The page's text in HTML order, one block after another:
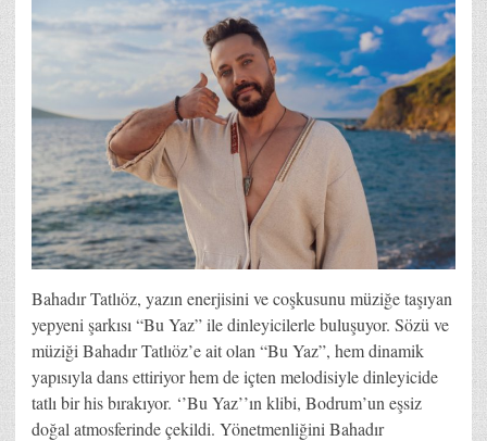
Bahadır Tatlıöz, yazın enerjisini ve coşkusunu müziğe taşıyan
yepyeni şarkısı “Bu Yaz” ile dinleyicilerle buluşuyor. Sözü ve
müziği Bahadır Tatlıöz’e ait olan “Bu Yaz”, hem dinamik
yapısıyla dans ettiriyor hem de içten melodisiyle dinleyicide
tatlı bir his bırakıyor. ‘’Bu Yaz’’ın klibi, Bodrum’un eşsiz
doğal atmosferinde çekildi. Yönetmenliğini Bahadır